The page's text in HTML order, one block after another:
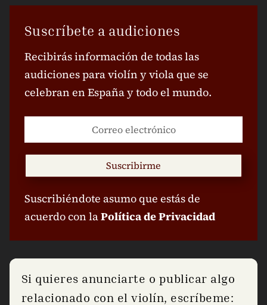
Suscríbete a audiciones
Recibirás información de todas las
audiciones para violín y viola que se
celebran en España y todo el mundo.
Suscribirme
Suscribiéndote asumo que estás de
acuerdo con laPolítica de Privacidad
Si quieres anunciarte o publicar algo
relacionado con el violín, escríbeme: